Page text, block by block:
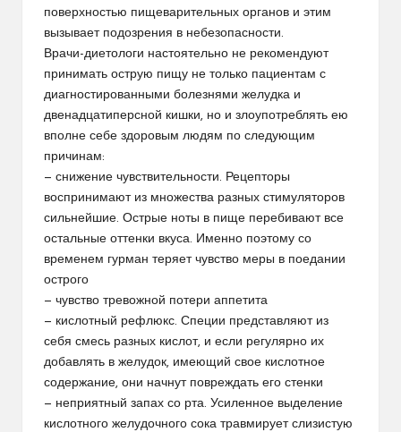
поверхностью пищеварительных органов и этим
вызывает подозрения в небезопасности.
Врачи-диетологи настоятельно не рекомендуют
принимать острую пищу не только пациентам с
диагностированными болезнями желудка и
двенадцатиперсной кишки, но и злоупотреблять ею
вполне себе здоровым людям по следующим
причинам:
— снижение чувствительности. Рецепторы
воспринимают из множества разных стимуляторов
сильнейшие. Острые ноты в пище перебивают все
остальные оттенки вкуса. Именно поэтому со
временем гурман теряет чувство меры в поедании
острого
— чувство тревожной потери аппетита
— кислотный рефлюкс. Специи представляют из
себя смесь разных кислот, и если регулярно их
добавлять в желудок, имеющий свое кислотное
содержание, они начнут повреждать его стенки
— неприятный запах со рта. Усиленное выделение
кислотного желудочного сока травмирует слизистую